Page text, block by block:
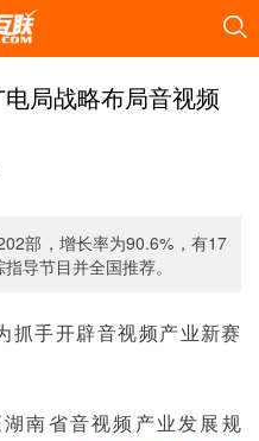
局战略布局音视频
部，增长率为90.6%，有17
导节目并全国推荐。
抓手开辟音视频产业新赛
南省音视频产业发展规